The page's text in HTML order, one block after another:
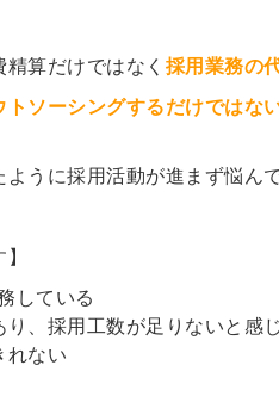
算だけではなく 採用業務の
トソーシングするだけではな
うに採用活動が進まず悩ん
している
、採用工数が足りないと感
れない